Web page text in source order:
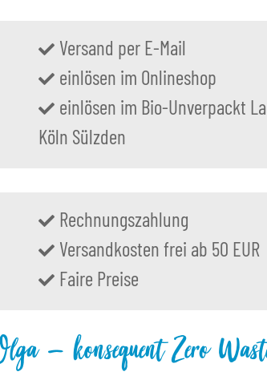
Versand per E-Mail
einlösen im Onlineshop
einlösen im Bio-Unverpackt
Köln Sülzden
Rechnungszahlung
Versandkosten frei ab 50 EUR
Faire Preise
– konsequent Zero